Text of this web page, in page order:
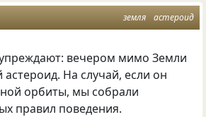
земля астероид
вечером мимо Земли
На случай, если он
орбиты, мы собрали
правил поведения.